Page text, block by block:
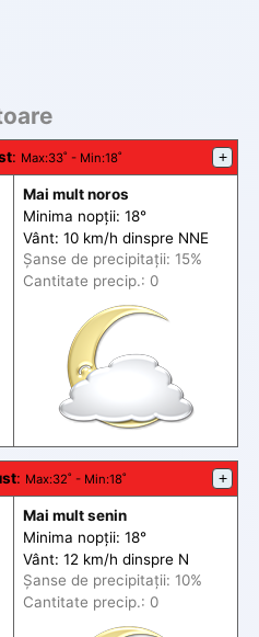
: Max:33˚ - Min:18˚ +
Mai mult noros
Minima nopții: 18°
Vânt: 10 km/h dinspre NNE
Șanse de precipitații: 15%
Cantitate precip.: 0
: Max:32˚ - Min:18˚ +
Mai mult senin
Minima nopții: 18°
Vânt: 12 km/h dinspre N
Șanse de precipitații: 10%
Cantitate precip.: 0